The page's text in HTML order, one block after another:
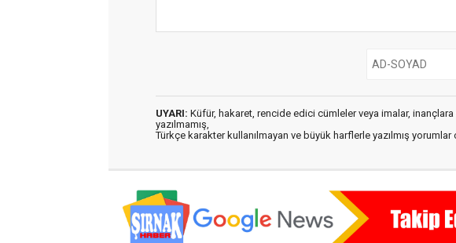
UYARI: Küfür, hakaret, rencide edici cümleler veya imalar, inançlara
yazılmamış,
Türkçe karakter kullanılmayan ve büyük harflerle yazılmış yorumlar